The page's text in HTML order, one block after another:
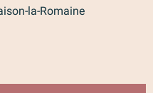
la-Romaine